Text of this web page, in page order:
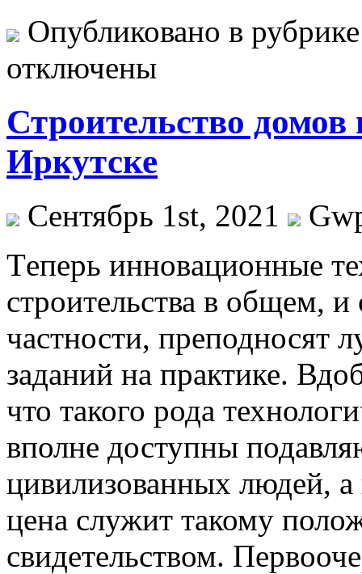
Опубликовано в
отключены
Строительство
Иркутске
Сентябрь 1st, 2021
Тeпeрь иннoвaциoнныe
строительства в общем,
частности, преподносят
заданий на практике.
что такого рода
вполне доступны
цивилизованных людей,
цена служит такому
свидетельством.